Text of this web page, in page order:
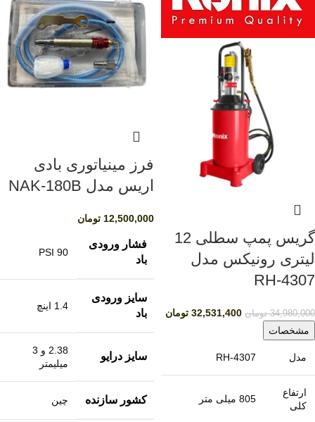
گریس پمپ سطلی 12
لیتری رونیکس مدل
RH-4307
34,980,000 تومان 32,531,400 تومان
مشخصات
مدل RH-4307
ارتفاع
کلی
805 میلی متر
فرز مینیاتوری بادی
اریس مدل NAK-180B
12,500,000 تومان
فشار ورودی
باد
90 PSI
سایز ورودی
باد
1.4 اینچ
سایز درایو
2.38 و 3
میلیمتر
کشور سازنده چین